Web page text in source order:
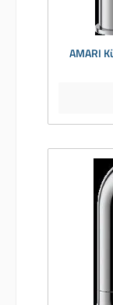
AMARI